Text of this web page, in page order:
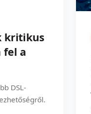
kritikus
fel a
DSL-